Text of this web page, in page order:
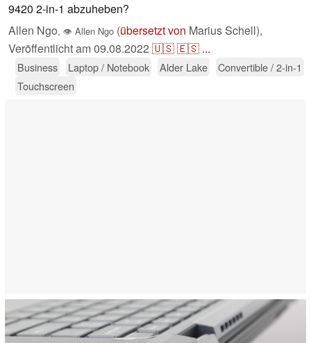
9420 2-in-1 abzuheben?
Allen Ngo, 👁 Allen Ngo (übersetzt von Marius Schell),
Veröffentlicht am09.08.2022 🇺🇸🇪🇸 ...
Business Laptop / Notebook Alder Lake
Convertible / 2-in-1
Touchscreen